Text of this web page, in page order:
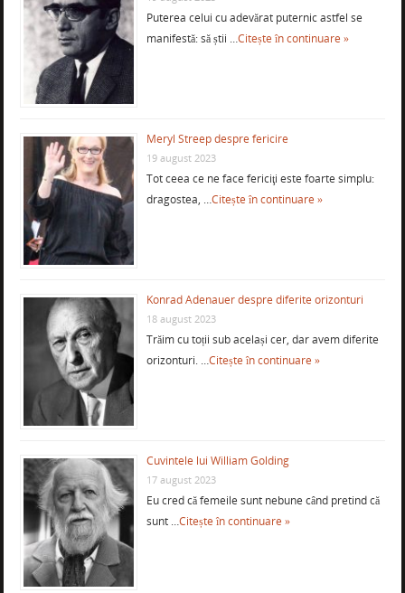
Puterea celui cu adevărat puternic astfel se
manifestă: să știi …Citește în continuare »
Meryl Streep despre fericire
19 august 2023
Tot ceea ce ne face fericiţi este foarte simplu:
dragostea, …Citește în continuare »
Konrad Adenauer despre diferite orizonturi
18 august 2023
Trăim cu toții sub același cer, dar avem diferite
orizonturi. …Citește în continuare »
Cuvintele lui William Golding
17 august 2023
Eu cred că femeile sunt nebune când pretind că
sunt …Citește în continuare »